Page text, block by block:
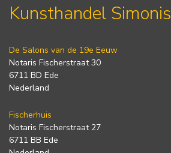
Kunsthandel
De Salons van de 19e Eeuw
Notaris Fischerstraat 30
6711 BD Ede
Nederland
Fischerhuis
Notaris Fischerstraat 27
6711 BB Ede